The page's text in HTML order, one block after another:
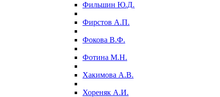
Фильшин Ю.Д.
Фирстов А.П.
Фокова В.Ф.
Фотина М.Н.
Хакимова А.В.
Хореняк А.И.